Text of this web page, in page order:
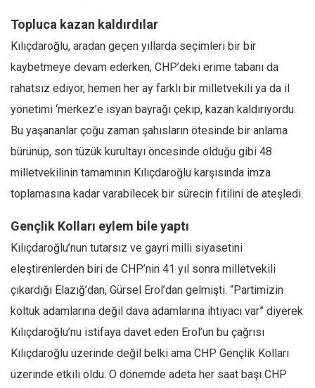
Topluca kazan kaldırdılar
Kılıçdaroğlu, aradan geçen yıllarda seçimleri bir bir
kaybetmeye devam ederken, CHP’deki erime tabanı da
rahatsız ediyor, hemen her ay farklı bir milletvekili ya da il
yönetimi ‘merkez’e isyan bayrağı çekip, kazan kaldırıyordu.
Bu yaşananlar çoğu zaman şahısların ötesinde bir anlama
bürünüp, son tüzük kurultayı öncesinde olduğu gibi 48
milletvekilinin tamamının Kılıçdaroğlu karşısında imza
toplamasına kadar varabilecek bir sürecin fitilini de ateşledi.
Gençlik Kolları eylem bile yaptı
Kılıçdaroğlu’nun tutarsız ve gayri milli siyasetini
eleştirenlerden biri de CHP’nin 41 yıl sonra milletvekili
çıkardığı Elazığ’dan, Gürsel Erol’dan gelmişti. “Partimizin
koltuk adamlarına değil dava adamlarına ihtiyacı var” diyerek
Kılıçdaroğlu’nu istifaya davet eden Erol’un bu çağrısı
Kılıçdaroğlu üzerinde değil belki ama CHP Gençlik Kolları
üzerinde etkili oldu. O dönemde adeta her saat başı CHP